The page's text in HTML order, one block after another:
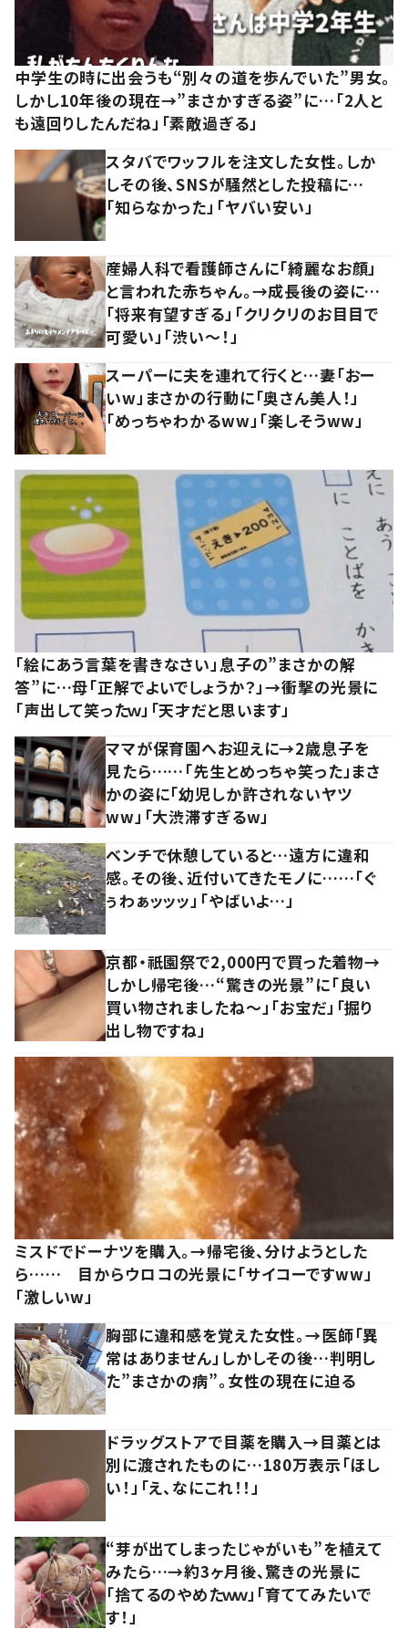
中学生の時に出会うも“別々の道を歩んでいた”男女。
しかし10年後の現在→”まさかすぎる姿”に…「2人と
も遠回りしたんだね」「素敵過ぎる」
スタバでワッフルを注文した女性。しか
しその後、SNSが騒然とした投稿に…
「知らなかった」「ヤバい安い」
産婦人科で看護師さんに「綺麗なお顔」
と言われた赤ちゃん。→成長後の姿に…
「将来有望すぎる」「クリクリのお目目で
可愛い」「渋い～！」
スーパーに夫を連れて行くと…妻「おー
いw」まさかの行動に「奥さん美人！」
「めっちゃわかるww」「楽しそうww」
「絵にあう言葉を書きなさい」息子の”まさかの解
答”に…母「正解でよいでしょうか？」→衝撃の光景に
「声出して笑ったｗ」「天才だと思います」
ママが保育園へお迎えに→2歳息子を
見たら……「先生とめっちゃ笑った」まさ
かの姿に「幼児しか許されないヤツ
ww」「大渋滞すぎるw」
ベンチで休憩していると…遠方に違和
感。その後、近付いてきたモノに……「ぐ
ぅわぁッッッ」「やばいよ…」
京都・祇園祭で2,000円で買った着物→
しかし帰宅後…“驚きの光景”に「良い
買い物されましたね～」「お宝だ」「掘り
出し物ですね」
ミスドでドーナツを購入。→帰宅後、分けようとした
ら…… 目からウロコの光景に「サイコーですww」
「激しいw」
胸部に違和感を覚えた女性。→医師「異
常はありません」しかしその後…判明し
た”まさかの病”。女性の現在に迫る
ドラッグストアで目薬を購入→目薬とは
別に渡されたものに…180万表示「ほし
い！」「え、なにこれ！！」
“芽が出てしまったじゃがいも”を植えて
みたら…→約3ヶ月後、驚きの光景に
「捨てるのやめたｗｗ」「育ててみたいで
す！」